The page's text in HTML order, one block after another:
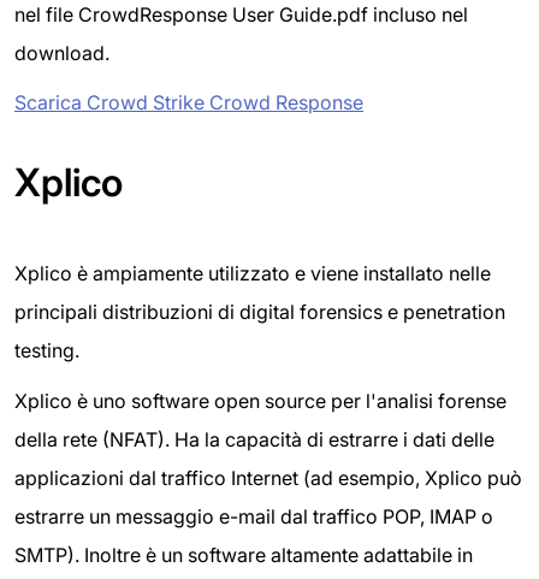
nel file CrowdResponse User Guide.pdf incluso nel
download.
Scarica Crowd Strike Crowd Response
Xplico
Xplico è ampiamente utilizzato e viene installato nelle
principali distribuzioni di digital forensics e penetration
testing.
Xplico è uno software open source per l'analisi forense
della rete (NFAT). Ha la capacità di estrarre i dati delle
applicazioni dal traffico Internet (ad esempio, Xplico può
estrarre un messaggio e-mail dal traffico POP, IMAP o
SMTP). Inoltre è un software altamente adattabile in